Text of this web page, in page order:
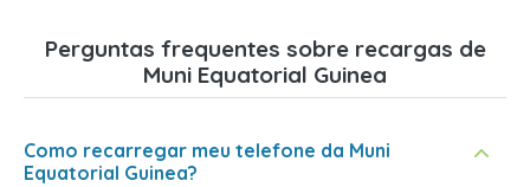
Perguntas frequentes sobre recargas de
Muni Equatorial Guinea
Como recarregar meu telefone da Muni
Equatorial Guinea?